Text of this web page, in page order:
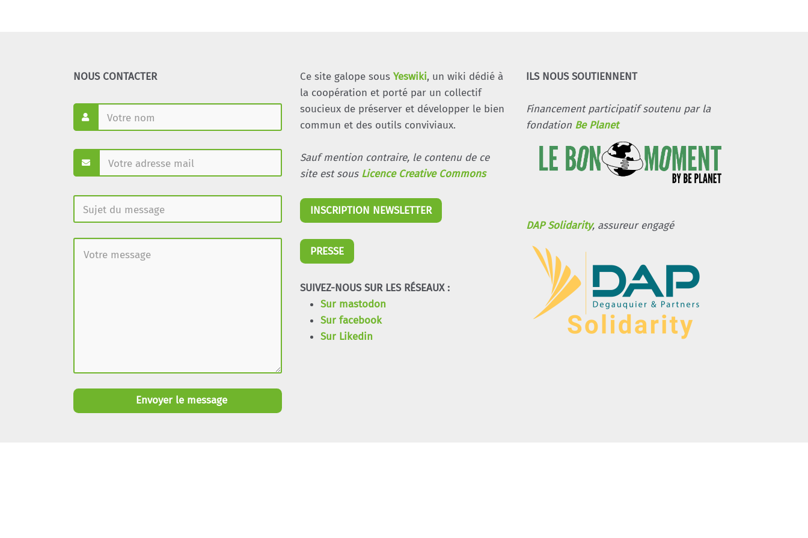
NOUS CONTACTER
Envoyer le message
Ce site galope sous Yeswiki, un wiki dédié à
la coopération et porté par un collectif
soucieux de préserver et développer le bien
commun et des outils conviviaux.
Sauf mention contraire, le contenu de ce
site est sous Licence Creative Commons
INSCRIPTION NEWSLETTER
PRESSE
SUIVEZ-NOUS SUR LES RÉSEAUX :
Sur mastodon
Sur facebook
Sur Likedin
ILS NOUS SOUTIENNENT
Financement participatif soutenu par la
fondation Be Planet
DAP Solidarity, assureur engagé